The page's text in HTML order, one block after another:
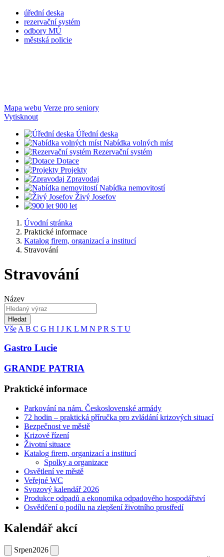
úřední deska
rezervační systém
odbory MÚ
městská policie
Mapa webu Verze pro seniory
Vytisknout
Úřední deska
Nabídka volných míst
Rezervační systém
Dotace
Projekty
Zpravodaj
Nabídka nemovitostí
Živý Josefov
900 let
Úvodní stránka
Praktické informace
Katalog firem, organizací a institucí
Stravování
Stravování
Název
Hledat
Vše A B C G H I J K L M N PR S T U
Gastro Lucie
GRANDE PATRIA
Praktické informace
Parkování na nám. Československé armády
72 hodin – praktická příručka pro zvládání krizových situací
Bezpečnost ve městě
Krizové řízení
Životní situace
Katalog firem, organizací a institucí
Spolky a organizace
Osvětlení ve městě
Veřejné WC
Svozový kalendář 2026
Produkce odpadů a ekonomika odpadového hospodářství
Osvědčení o podílu na zlepšení životního prostředí
Kalendář akcí
Srpen2026